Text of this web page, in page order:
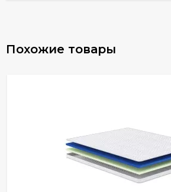
Похожие товары